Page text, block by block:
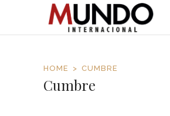
HOME CUMBRE
Cumbre